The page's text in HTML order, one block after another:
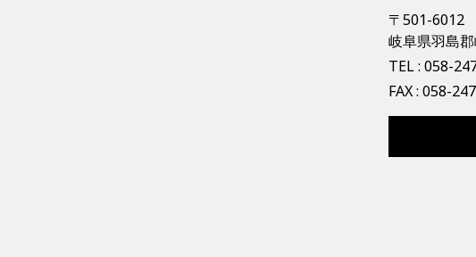
〒501-6012
岐阜県羽島
TEL : 058-
FAX : 058-